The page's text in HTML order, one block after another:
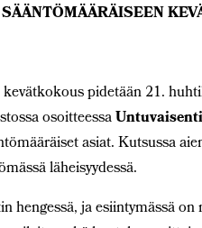
pidetään 21.
osoitteessa
asiat. Kutsussa
läheisyydessä.
hengessä, ja esiintymässä